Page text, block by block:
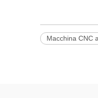
Macchina CNC